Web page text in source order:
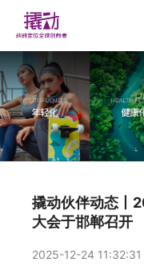
撬动伙伴动态丨
大会于邯郸召开
2025-12-24 11:32:31